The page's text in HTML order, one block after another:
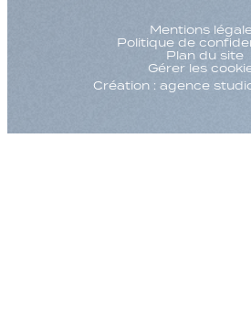
Mentions
Politique de
Plan du site
Gérer les
Création : agence